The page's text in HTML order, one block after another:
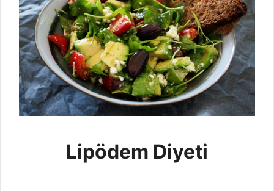
Lipödem Diyeti